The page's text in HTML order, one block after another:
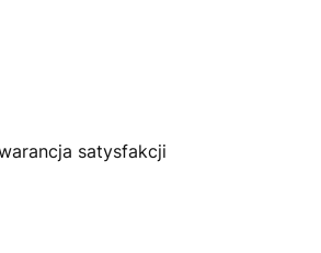
satysfakcji